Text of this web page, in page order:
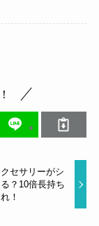
セサリーがシ
？10倍長持ち
！